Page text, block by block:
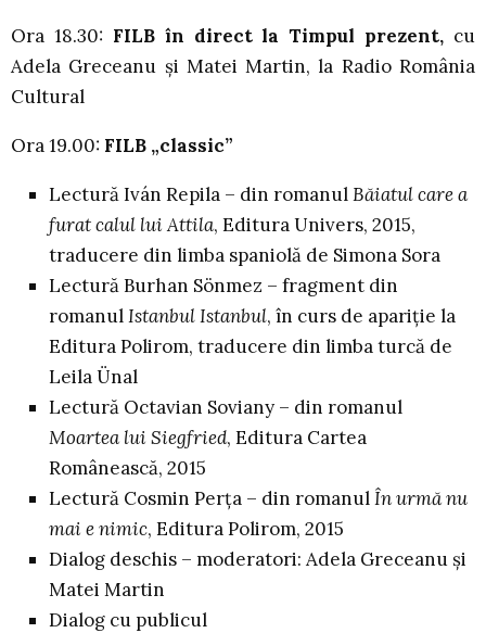
Ora 18.30: FILB în direct la Timpul prezent, cu
Adela Greceanu și Matei Martin, la Radio România
Cultural
Ora 19.00: FILB „classic”
Lectură Iván Repila – din romanulBăiatul care a
furat calul lui Attila, Editura Univers, 2015,
traducere din limba spaniolă de Simona Sora
Lectură Burhan Sönmez – fragment din
romanulIstanbul Istanbul, în curs de apariție la
Editura Polirom, traducere din limba turcă de
Leila Ünal
Lectură Octavian Soviany – din romanul
Moartea lui Siegfried, Editura Cartea
Românească, 2015
Lectură Cosmin Perța – din romanulÎn urmă nu
mai e nimic, Editura Polirom, 2015
Dialog deschis – moderatori: Adela Greceanu și
Matei Martin
Dialog cu publicul